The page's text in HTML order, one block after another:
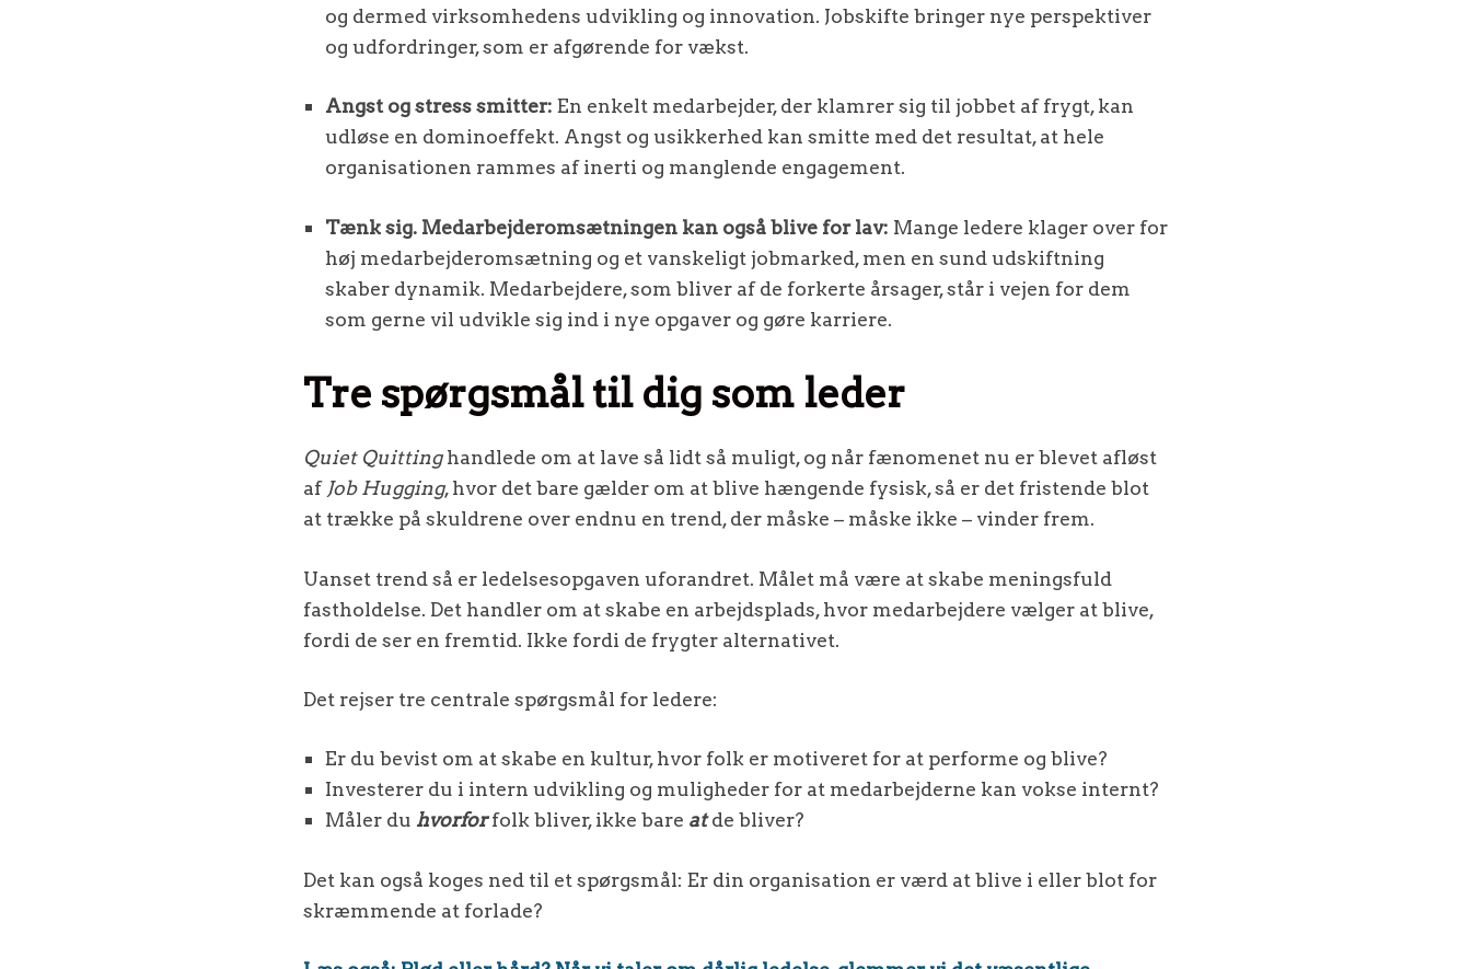
og dermed virksomhedens udvikling og innovation. Jobskifte bringer nye perspektiver
og udfordringer, som er afgørende for vækst.
Angst og stress smitter: En enkelt medarbejder, der klamrer sig til jobbet af frygt, kan
udløse en dominoeffekt. Angst og usikkerhed kan smitte med det resultat, at hele
organisationen rammes af inerti og manglende engagement.
Tænk sig. Medarbejderomsætningen kan også blive for lav: Mange ledere klager over for
høj medarbejderomsætning og et vanskeligt jobmarked, men en sund udskiftning
skaber dynamik. Medarbejdere, som bliver af de forkerte årsager, står i vejen for dem
som gerne vil udvikle sig ind i nye opgaver og gøre karriere.
Tre spørgsmål til dig som leder
Quiet Quittinghandlede om at lave så lidt så muligt, og når fænomenet nu er blevet afløst
af Job Hugging, hvor det bare gælder om at blive hængende fysisk, så er det fristende blot
at trække på skuldrene over endnu en trend, der måske – måske ikke – vinder frem.
Uanset trend så er ledelsesopgaven uforandret. Målet må være at skabe meningsfuld
fastholdelse. Det handler om at skabe en arbejdsplads, hvor medarbejdere vælger at blive,
fordi de ser en fremtid. Ikke fordi de frygter alternativet.
Det rejser tre centrale spørgsmål for ledere:
Er du bevist om at skabe en kultur, hvor folk er motiveret for at performe og blive?
Investerer du i intern udvikling og muligheder for at medarbejderne kan vokse internt?
Måler du hvorforfolk bliver, ikke bare at de bliver?
Det kan også koges ned til et spørgsmål: Er din organisation er værd at blive i eller blot for
skræmmende at forlade?